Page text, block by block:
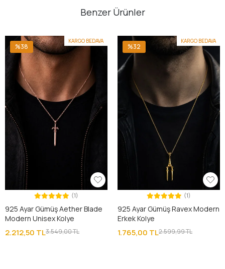
Benzer Ürünler
KARGO BEDAVA
%38
(1)
925 Ayar Gümüş Aether Blade
Modern Unisex Kolye
2.212,50 TL3.549,00 TL
KARGO BEDAVA
%32
(1)
925 Ayar Gümüş Ravex Modern
Erkek Kolye
1.765,00 TL2.599,99 TL